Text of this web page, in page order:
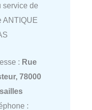
service de
ANTIQUE
: Rue
78000
: